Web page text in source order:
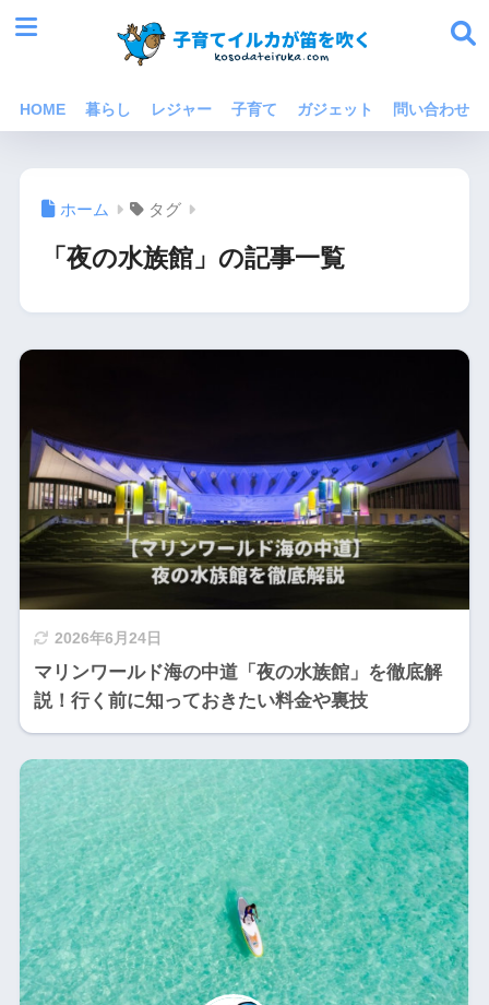
HOME 暮らし レジャー 子育て ガジェット 問い合わせ
ホーム タグ
「夜の水族館」の記事一覧
2026年6月24日
マリンワールド海の中道「夜の水族館」を徹底解
説！行く前に知っておきたい料金や裏技